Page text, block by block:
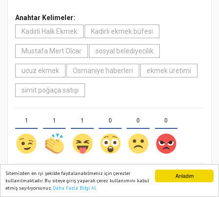
Anladım
Sitemizden en iyi şekilde faydalanabilmeniz için çerezler
kullanılmaktadır. Bu siteye giriş yaparak çerez kullanımını kabul
etmiş sayılıyorsunuz. Daha Fazla Bilgi Al
Anahtar Kelimeler:
Kadirli Halk Ekmek
Kadirli ekmek büfesi
Mustafa Mert Olcar sosyal belediyecilik
ucuz ekmek Osmaniye haberleri ekmek üretimi
simit poğaça satışı
1 1 1 0 0 0
HABER MERKEZI
Ana Sayfa
Web TV